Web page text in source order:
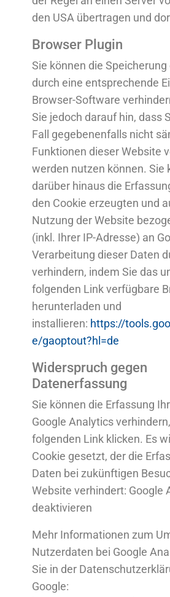
den USA übertragen und
Browser Plugin
Sie können die
durch eine entsprechende
Browser-Software
Sie jedoch darauf hin, dass
Fall gegebenenfalls nicht
Funktionen dieser Website
werden nutzen können. Sie
darüber hinaus die
den Cookie erzeugten und
Nutzung der Website
(inkl. Ihrer IP-Adresse) an
Verarbeitung dieser Daten
verhindern, indem Sie das
folgenden Link verfügbare
herunterladen und
installieren: https://
e/gaoptout?hl=de
Widerspruch gegen
Datenerfassung
Sie können die Erfassung
Google Analytics
folgenden Link klicken. Es
Cookie gesetzt, der die
Daten bei zukünftigen
Website verhindert: Google
deaktivieren
Mehr Informationen zum
Nutzerdaten bei Google
Sie in der
Google: